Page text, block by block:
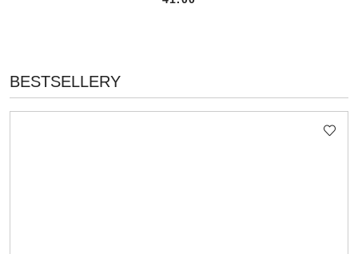
Cena:
Pomiń karuzelę produktów
PRODUKTY
O
BESTSELLERY